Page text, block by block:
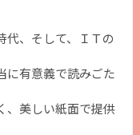
代、そして、ＩＴの
に有意義で読みごた
、美しい紙面で提供